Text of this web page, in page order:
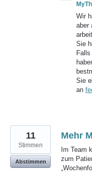
Wir
aber
Sie
Sie
an
Mehr
Im Team
zum
11
Stimmen
Abstimmen